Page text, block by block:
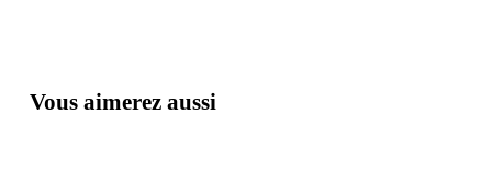
Vous aimerez aussi